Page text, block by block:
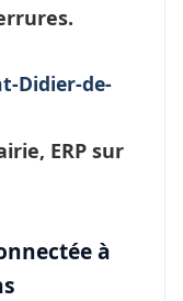
Didier-de-
ERP sur
à